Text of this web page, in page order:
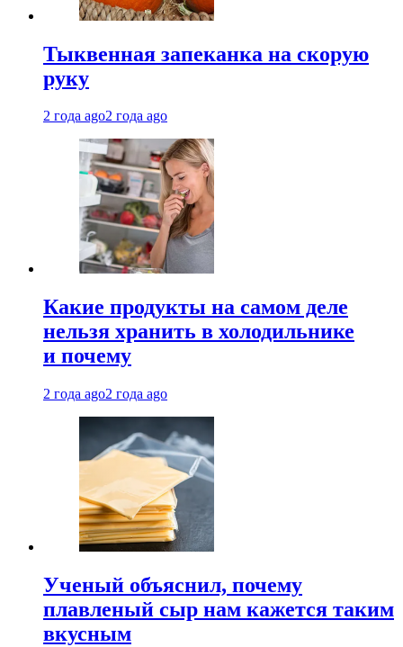
Тыквенная запеканка на скорую
руку
2 года ago2 года ago
Какие продукты на самом деле
нельзя хранить в холодильнике
и почему
2 года ago2 года ago
Ученый объяснил, почему
плавленый сыр нам кажется таким
вкусным